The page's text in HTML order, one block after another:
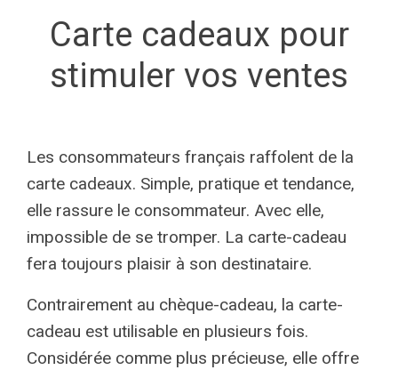
Carte cadeaux pour
stimuler vos ventes
Les consommateurs français raffolent de la
carte cadeaux. Simple, pratique et tendance,
elle rassure le consommateur. Avec elle,
impossible de se tromper. La carte-cadeau
fera toujours plaisir à son destinataire.
Contrairement au chèque-cadeau, la carte-
cadeau est utilisable en plusieurs fois.
Considérée comme plus précieuse, elle offre